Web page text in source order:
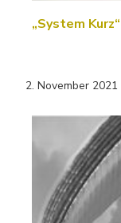
„System
2. November 2021